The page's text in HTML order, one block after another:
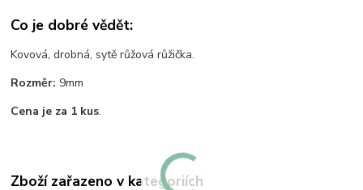
Co je dobré vědět:
Kovová, drobná, sytě růžová růžička.
Rozměr: 9mm
Cena je za 1 kus.
Zboží zařazeno v kategoriích